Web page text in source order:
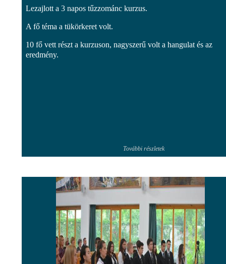
Lezajlott a 3 napos tűzzománc kurzus.
A fő téma a tükörkeret volt.
10 fő vett részt a kurzuson, nagyszerű volt a hangulat és az
eredmény.
További részletek